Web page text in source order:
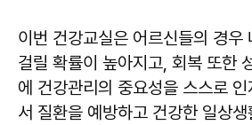
이번 건강교실은 어르신들의 경우
걸릴 확률이 높아지고, 회복 또한
에 건강관리의 중요성을 스스로
서 질환을 예방하고 건강한 일상